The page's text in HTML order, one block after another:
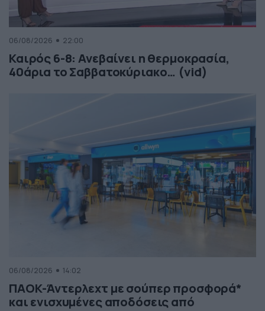
06/08/2026 22:00
Καιρός 6-8: Ανεβαίνει η θερμοκρασία,
40άρια το Σαββατοκύριακο… (vid)
06/08/2026 14:02
ΠΑΟΚ-Άντερλεχτ με σούπερ προσφορά*
και ενισχυμένες αποδόσεις από